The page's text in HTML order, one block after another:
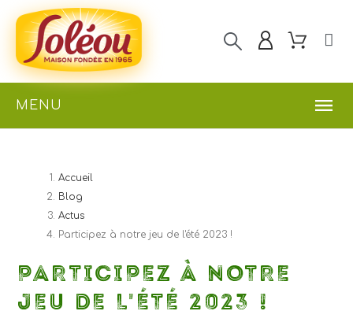
MENU
Accueil
Blog
Actus
Participez à notre jeu de l'été 2023 !
PARTICIPEZ À NOTRE
JEU DE L'ÉTÉ 2023 !